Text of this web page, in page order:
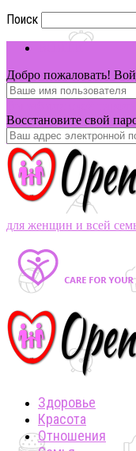
Поиск
Добро пожаловать!
Восстановите свой
для женщин и всей
Здоровье
Красота
Отношения